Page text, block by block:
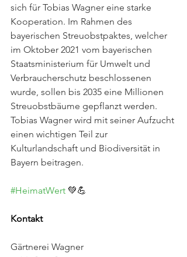
sich für Tobias Wagner eine starke
Kooperation. Im Rahmen des
bayerischen Streuobstpaktes, welcher
im Oktober 2021 vom bayerischen
Staatsministerium für Umwelt und
Verbraucherschutz beschlossenen
wurde, sollen bis 2035 eine Millionen
Streuobstbäume gepflanzt werden.
Tobias Wagner wird mit seiner Aufzucht
einen wichtigen Teil zur
Kulturlandschaft und Biodiversität in
Bayern beitragen.
#HeimatWert 💚💪
Kontakt
Gärtnerei Wagner